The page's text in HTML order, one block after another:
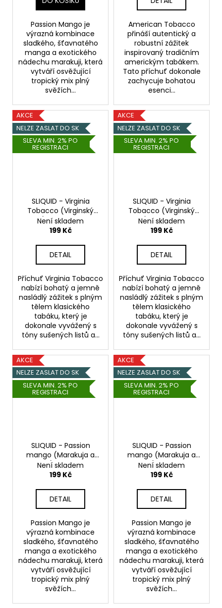
Passion Mango je
výrazná kombinace
sladkého, šťavnatého
manga a exotického
nádechu marakuji, která
vytváří osvěžující
tropický mix plný
svěžích...
American Tobacco
přináší autentický a
robustní zážitek
inspirovaný tradičním
americkým tabákem.
Tato příchuť dokonale
zachycuje bohatou
esenci...
AKCE
NELZE ZASLAT DO SK
SLEVA MIN. 2% PO
REGISTRACI
SLIQUID - Virginia
Tobacco (Virginský
tabák) - 20mgSalt e-
liquid
Není skladem
199 Kč
DETAIL
Příchuť Virginia Tobacco
nabízí bohatý a jemně
nasládlý zážitek s plným
tělem klasického
tabáku, který je
dokonale vyvážený s
tóny sušených listů a...
AKCE
NELZE ZASLAT DO SK
SLEVA MIN. 2% PO
REGISTRACI
SLIQUID - Virginia
Tobacco (Virginský
tabák) - 10mgSalt e-
liquid
Není skladem
199 Kč
DETAIL
Příchuť Virginia Tobacco
nabízí bohatý a jemně
nasládlý zážitek s plným
tělem klasického
tabáku, který je
dokonale vyvážený s
tóny sušených listů a...
AKCE
NELZE ZASLAT DO SK
SLEVA MIN. 2% PO
REGISTRACI
SLIQUID - Passion
mango (Marakuja a
mango) - 20mg
e-liquid
Není skladem
199 Kč
DETAIL
Passion Mango je
výrazná kombinace
sladkého, šťavnatého
manga a exotického
nádechu marakuji, která
vytváří osvěžující
tropický mix plný
svěžích...
AKCE
NELZE ZASLAT DO SK
SLEVA MIN. 2% PO
REGISTRACI
SLIQUID - Passion
mango (Marakuja a
mango) - 10mgSalt
e-liquid
Není skladem
199 Kč
DETAIL
Passion Mango je
výrazná kombinace
sladkého, šťavnatého
manga a exotického
nádechu marakuji, která
vytváří osvěžující
tropický mix plný
svěžích...